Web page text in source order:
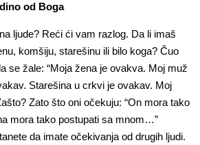
od Boga
ljude? Reći ći vam razlog. Da li imaš
komšiju, starešinu ili bilo koga? Čuo
se žale: “Moja žena je ovakva. Moj muž
Starešina u crkvi je ovakav. Moj
Zato što oni očekuju: “On mora tako
mora tako postupati sa mnom…”
da imate očekivanja od drugih ljudi.